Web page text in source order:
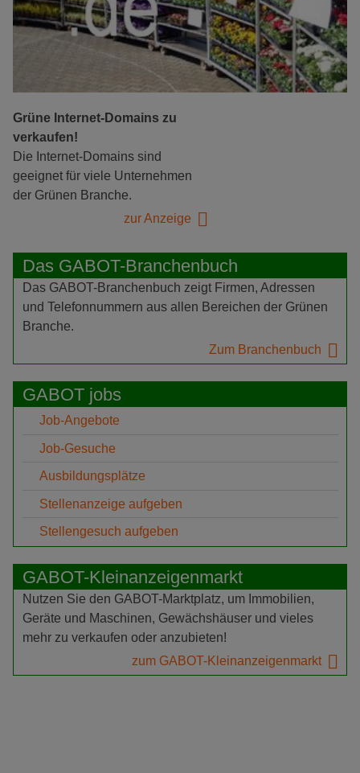
Grüne Internet-Domains zu
verkaufen!
Die Internet-Domains sind
geeignet für viele Unternehmen
der Grünen Branche.
zur Anzeige
Das GABOT-Branchenbuch
Das GABOT-Branchenbuch zeigt Firmen, Adressen
und Telefonnummern aus allen Bereichen der Grünen
Branche.
Zum Branchenbuch
GABOT jobs
Job-Angebote
Job-Gesuche
Ausbildungsplätze
Stellenanzeige aufgeben
Stellengesuch aufgeben
GABOT-Kleinanzeigenmarkt
Nutzen Sie den GABOT-Marktplatz, um Immobilien,
Geräte und Maschinen, Gewächshäuser und vieles
mehr zu verkaufen oder anzubieten!
zum GABOT-Kleinanzeigenmarkt